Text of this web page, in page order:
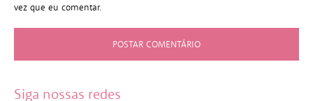
vez que eu comentar.
Siga nossas redes